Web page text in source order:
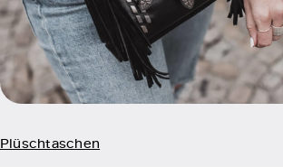
Plüschtaschen